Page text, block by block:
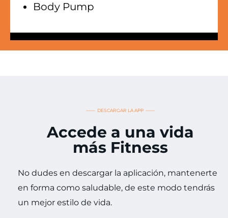
Body Pump
—— DESCARGAR LA APP ——
Accede a una vida
más Fitness
No dudes en descargar la aplicación, mantenerte
en forma como saludable, de este modo tendrás
un mejor estilo de vida.